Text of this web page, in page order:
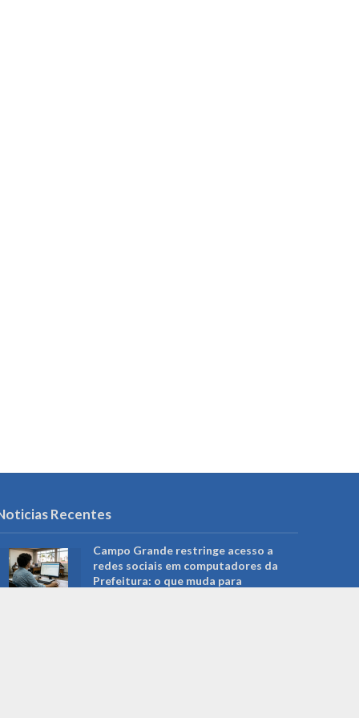
Recentes
Campo Grande restringe acesso a
redes sociais em computadores da
Prefeitura: o que muda para